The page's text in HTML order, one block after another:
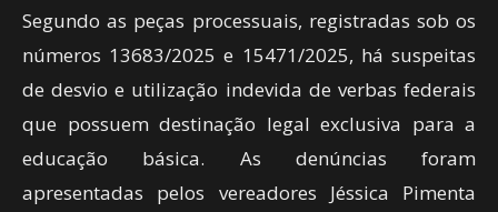
Segundo as peças processuais, registradas sob os
números 13683/2025 e 15471/2025, há suspeitas
de desvio e utilização indevida de verbas federais
que possuem destinação legal exclusiva para a
educação básica. As denúncias foram
apresentadas pelos vereadores Jéssica Pimenta